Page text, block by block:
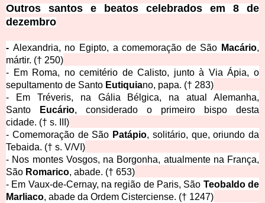
Outros santos e beatos celebrados em 8 de
dezembro
- Alexandria, no Egipto, a comemoração de São Macário,
mártir. († 250)
- Em Roma, no cemitério de Calisto, junto à Via Ápia, o
sepultamento de Santo Eutiquiano, papa. († 283)
- Em Tréveris, na Gália Bélgica, na atual Alemanha,
Santo
Eucário, considerado o primeiro bispo desta
cidade. († s. III)
- Comemoração de São Patápio, solitário, que, oriundo da
Tebaida. († s. V/VI)
- Nos montes Vosgos, na Borgonha, atualmente na França,
São Romarico, abade. († 653)
- Em Vaux-de-Cernay, na região de Paris, São Teobaldo de
Marliaco, abade da Ordem Cisterciense. († 1247)